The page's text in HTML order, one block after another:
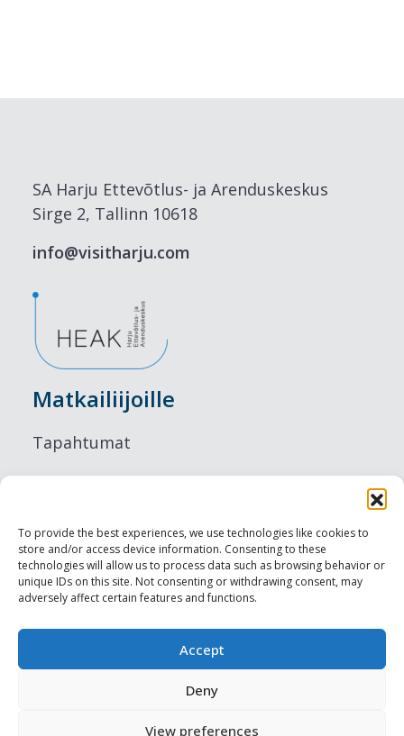
To provide the best experiences, we use technologies like cookies to
store and/or access device information. Consenting to these
technologies will allow us to process data such as browsing behavior or
unique IDs on this site. Not consenting or withdrawing consent, may
adversely affect certain features and functions.
Accept
Deny
View preferences
SA Harju Ettevõtlus- ja Arenduskeskus
Sirge 2, Tallinn 10618
info@visitharju.com
Matkailiijoille
Tapahtumat
Ruokailu
Nähtävyydet
Visit Tallinn
Ammattilaisille
Harju-, Rapla- & Läänemaa DMO